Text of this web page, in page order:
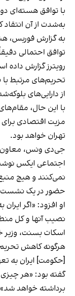
با توافق هسته‌ای
به‌شدت از آن انتقاد
به گزارش فوربس،
توافق احتمالی
رویترز گزارش داده
تحریم‌های مرتبط با
از دارایی‌های
با این حال،
مزیت اقتصادی
تهران خواهد بود.
جی‌دی ونس، معاون
اجتماعی ایکس
نمی‌کنند و هیچ
حضور در یک نشست
او افزود: «اگر
نصیب آنها و کل
اسکات بسنت، وزیر
هرگونه کاهش
[حکومت] ایران به
گفته بود: «هر چیزی
برداشته خواهد